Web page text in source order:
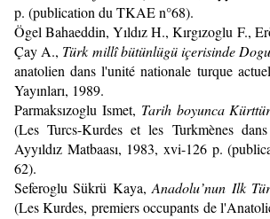
p. (publication du TKAE n°68).
Ögel Bahaeddin, Yıldız H., Kırgızoglu F.,
Çay A., Türk millî bütünlügü içerisinde
anatolien dans l'unité nationale turque
Yayınları, 1989.
Parmaksızoglu Ismet, Tarih boyunca
(Les Turcs-Kurdes et les Turkmènes
Ayyıldız Matbaası, 1983, xvi-126 p.
62).
Seferoglu Sükrü Kaya,Anadolu’nun Ilk
(Les Kurdes, premiers occupants de